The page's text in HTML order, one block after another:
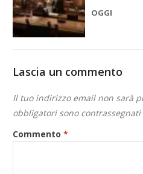
OGGI
Lascia un commento
Il tuo indirizzo email non sarà
obbligatori sono contrassegnati
Commento*